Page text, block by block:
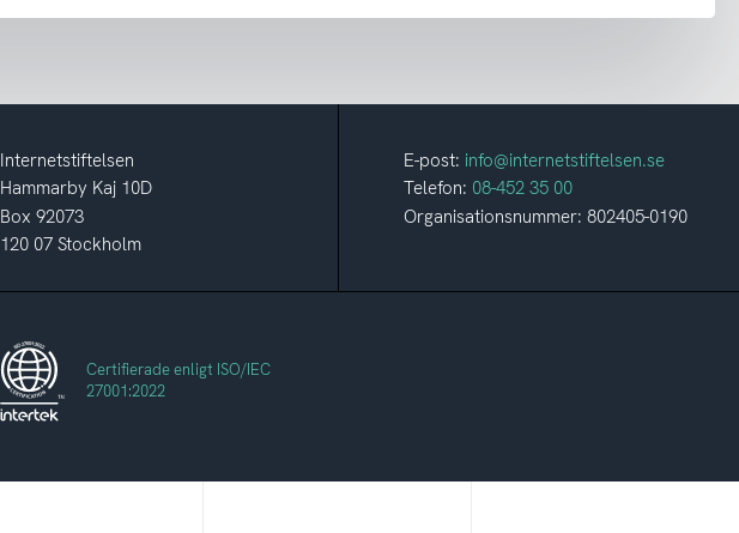
Internetstiftelsen
Hammarby Kaj 10D
Box 92073
120 07 Stockholm
E-post: info@internetstiftelsen.se
Telefon: 08-452 35 00
Organisationsnummer: 802405-0190
Certifierade enligt ISO/IEC
27001:2022